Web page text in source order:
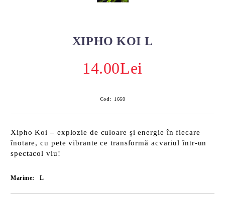
XIPHO KOI L
14.00Lei
Cod: 1660
Xipho Koi – explozie de culoare și energie în fiecare
înotare, cu pete vibrante ce transformă acvariul într-un
spectacol viu!
Marime: L